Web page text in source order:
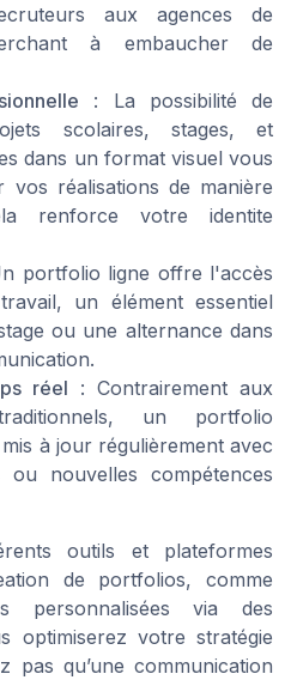
aux agences de
à embaucher de
: La possibilité de
scolaires, stages, et
dans un format visuel vous
vos réalisations de manière
renforce votre identite
portfolio ligne offre l'accès
un élément essentiel
ou une alternance dans
réel : Contrairement aux
un portfolio
à jour régulièrement avec
nouvelles compétences
outils et plateformes
de portfolios, comme
personnalisées via des
optimiserez votre stratégie
pas qu’une communication